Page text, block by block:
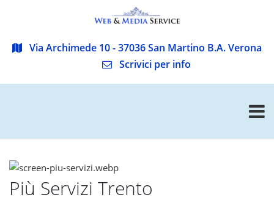
Via Archimede 10 - 37036 San Martino B.A. Verona
Scrivici per info
Più Servizi Trento